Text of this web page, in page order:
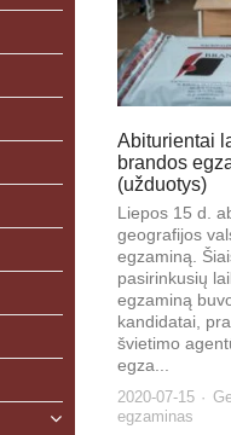
Abiturientai
brandos
(užduotys)
Liepos 15 d.
geografijos
egzaminą.
pasirinkusių
egzaminą
kandidatai,
švietimo
egza...
2020-07-15
egzaminas